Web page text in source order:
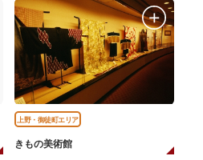
上野・御徒町エリア
きもの美術館